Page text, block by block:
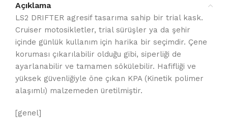
Açıklama
LS2 DRIFTER agresif tasarıma sahip bir trial kask.
Cruiser motosikletler, trial sürüşler ya da şehir
içinde günlük kullanım için harika bir seçimdir. Çene
koruması çıkarılabilir olduğu gibi, siperliği de
ayarlanabilir ve tamamen sökülebilir. Hafifliği ve
yüksek güvenliğiyle öne çıkan KPA (Kinetik polimer
alaşımlı) malzemeden üretilmiştir.
[genel]